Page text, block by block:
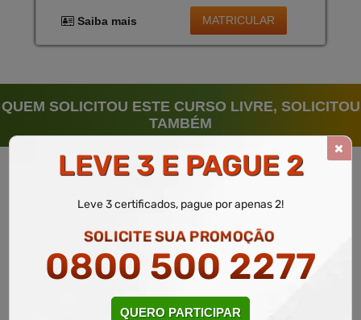
Maneiras de Lidar Melhor com a Mudança. Portanto,
Estudar Psicologia em Um Curso Livre Administrativo É
Extremamente Importante, Pois Desta Forma Um
Humano e Ajudar as Pessoas no Trabalho a se
Planejamento e Desenvolvimento, Trabalho em Grupo,
Saiba mais MATRICULAR
QUEM SOLICITOU ESTE CURSO LIVRE, SOLICITOU
TAMBÉM
LEVE 3 E PAGUE 2
Leve 3 certificados, pague por apenas 2!
SOLICITE SUA PROMOÇÃO
0800 500 2277
QUERO PARTICIPAR